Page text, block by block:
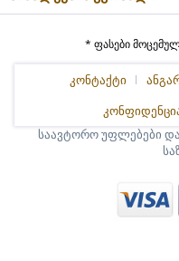
* ფასები
კონტაქტი
საავტორო უფლებები